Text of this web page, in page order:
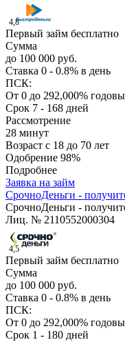
4,8
Первый займ бесплатно
Сумма
до 100 000 руб.
Ставка 0 - 0.8% в день
ПСК:
От 0 до 292,000%
Срок 7 - 168 дней
Рассмотрение
28 минут
Возраст с 18 до 70 лет
Одобрение 98%
Подробнее
Заявка на займ
СрочноДеньги -
СрочноДеньги -
Лиц. № 2110552000304
4,5
Первый займ бесплатно
Сумма
до 100 000 руб.
Ставка 0 - 0.8% в день
ПСК:
От 0 до 292,000%
Срок 1 - 180 дней